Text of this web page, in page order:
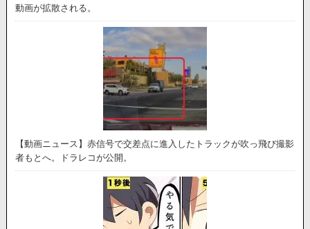
動画が拡散される。
【動画ニュース】赤信号で交差点に進入したトラックが吹っ飛び撮影
者もとへ。ドラレコが公開。